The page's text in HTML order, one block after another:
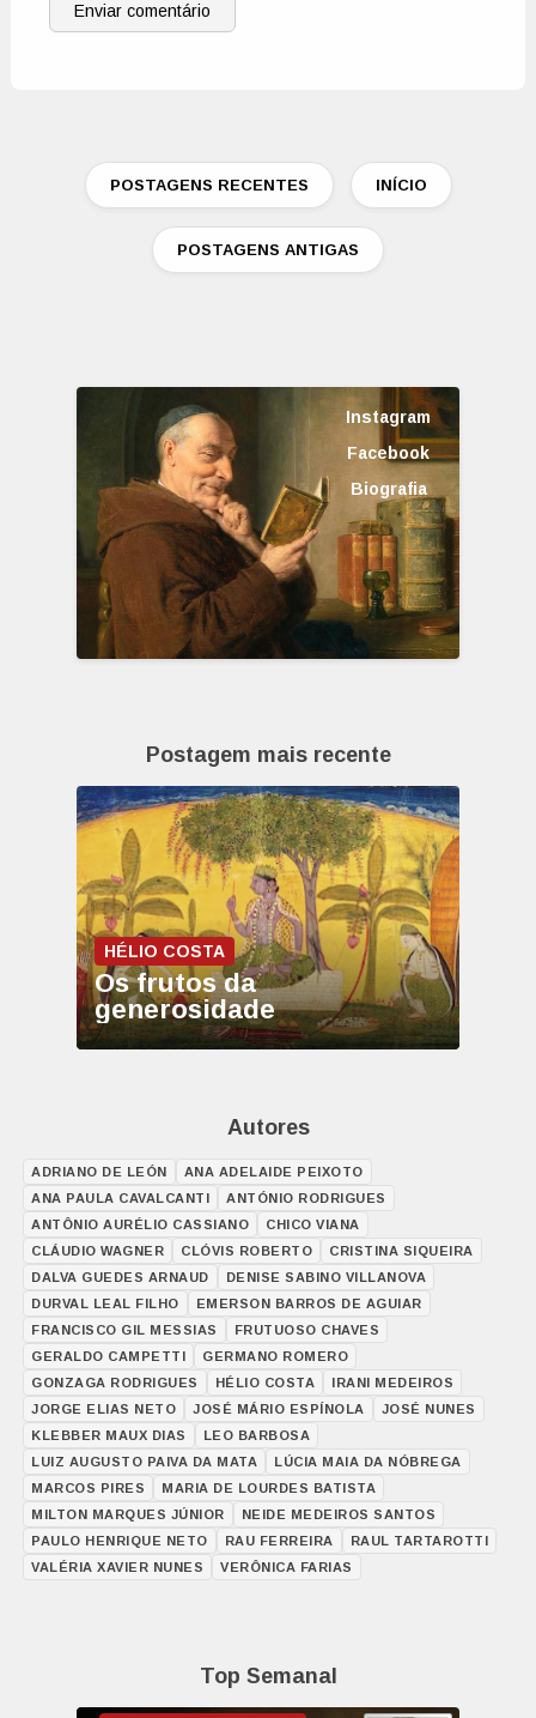
Enviar comentário
POSTAGENS RECENTES INÍCIO
POSTAGENS ANTIGAS
Instagram
Facebook
Biografia
Postagem mais recente
HÉLIO COSTA
Os frutos da
generosidade
Autores
ADRIANO DE LEÓN
ANA ADELAIDE PEIXOTO
ANA PAULA CAVALCANTI
ANTÓNIO RODRIGUES
ANTÔNIO AURÉLIO CASSIANO
CHICO VIANA
CLÁUDIO WAGNER
CLÓVIS ROBERTO
CRISTINA SIQUEIRA
DALVA GUEDES ARNAUD
DENISE SABINO VILLANOVA
DURVAL LEAL FILHO
EMERSON BARROS DE AGUIAR
FRANCISCO GIL MESSIAS
FRUTUOSO CHAVES
GERALDO CAMPETTI
GERMANO ROMERO
GONZAGA RODRIGUES
HÉLIO COSTA
IRANI MEDEIROS
JORGE ELIAS NETO
JOSÉ MÁRIO ESPÍNOLA
JOSÉ NUNES
KLEBBER MAUX DIAS
LEO BARBOSA
LUIZ AUGUSTO PAIVA DA MATA
LÚCIA MAIA DA NÓBREGA
MARCOS PIRES
MARIA DE LOURDES BATISTA
MILTON MARQUES JÚNIOR
NEIDE MEDEIROS SANTOS
PAULO HENRIQUE NETO
RAU FERREIRA
RAUL TARTAROTTI
VALÉRIA XAVIER NUNES
VERÔNICA FARIAS
Top Semanal